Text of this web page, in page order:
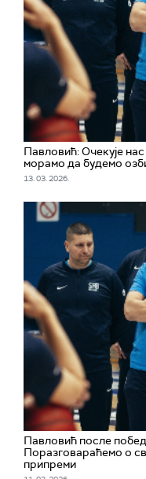
Павловић: Очекује
морамо да будемо
13. 03. 2026.
Павловић после
Поразговараћемо о
припреми